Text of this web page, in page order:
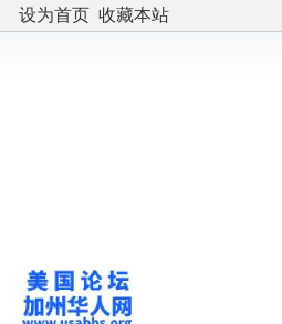
设为首页 收藏本站